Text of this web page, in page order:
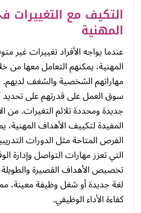
التكيف مع التغييرات
المهنية
عندما يواجه الأفراد تغييرات غير
المهنية، يمكنهم التعامل معها من
مهاراتهم الشخصية والشغف لديهم.
سوق العمل على قدرتهم على
جديدة ومحددة تلائم التغيرات. من
المفيدة لتكييف الأهداف المهنية،
الفرص المتاحة مثل الدورات
التي تعزز مهارات التواصل وإدارة
تخصيص الأهداف القصيرة والطويلة
لغة جديدة أو شغل وظيفة معينة،
كفاءة الأداء الوظيفي.